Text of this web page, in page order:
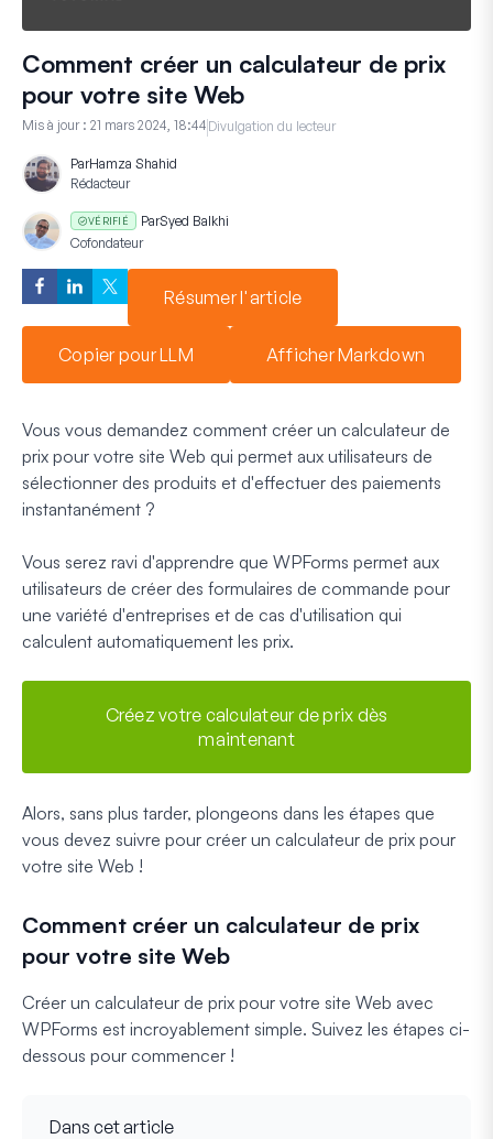
Comment créer un calculateur de prix
pour votre site Web
Mis à jour : 21 mars 2024, 18:44 Divulgation du lecteur
ParHamza Shahid
Rédacteur
VÉRIFIÉ ParSyed Balkhi
Cofondateur
Résumer l'article
Copier pour LLM Afficher Markdown
Vous vous demandez comment créer un calculateur de
prix pour votre site Web qui permet aux utilisateurs de
sélectionner des produits et d'effectuer des paiements
instantanément ?
Vous serez ravi d'apprendre que WPForms permet aux
utilisateurs de créer des formulaires de commande pour
une variété d'entreprises et de cas d'utilisation qui
calculent automatiquement les prix.
Créez votre calculateur de prix dès
maintenant
Alors, sans plus tarder, plongeons dans les étapes que
vous devez suivre pour créer un calculateur de prix pour
votre site Web !
Comment créer un calculateur de prix
pour votre site Web
Créer un calculateur de prix pour votre site Web avec
WPForms est incroyablement simple. Suivez les étapes ci-
dessous pour commencer !
Dans cet article